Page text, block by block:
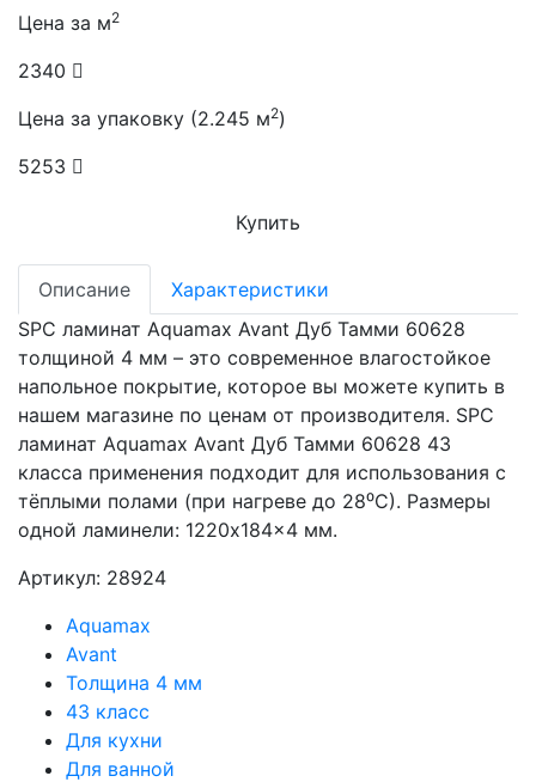
Цена за м2
2340
Цена за упаковку (2.245 м2)
5253
Купить
Описание
Характеристики
SPC ламинат Aquamax Avant Дуб Тамми 60628
толщиной 4 мм – это современное влагостойкое
напольное покрытие, которое вы можете купить в
нашем магазине по ценам от производителя. SPC
ламинат Aquamax Avant Дуб Тамми 60628 43
класса применения подходит для использования с
тёплыми полами (при нагреве до 28⁰С). Размеры
одной ламинели: 1220x184x4 мм.
Артикул: 28924
Aquamax
Avant
Толщина 4 мм
43 класс
Для кухни
Для ванной